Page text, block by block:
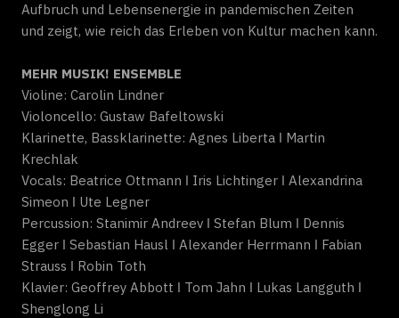
Aufbruch und Lebensenergie in pandemischen Zeiten
und zeigt, wie reich das Erleben von Kultur machen kann.
MEHR MUSIK! ENSEMBLE
Violine: Carolin Lindner
Violoncello: Gustaw Bafeltowski
Klarinette, Bassklarinette: Agnes Liberta ǀ Martin
Krechlak
Vocals: Beatrice Ottmann ǀ Iris Lichtinger ǀ Alexandrina
Simeon ǀ Ute Legner
Percussion: Stanimir Andreev ǀ Stefan Blum ǀ Dennis
Egger ǀ Sebastian Hausl ǀ Alexander Herrmann ǀ Fabian
Strauss ǀ Robin Toth
Klavier: Geoffrey Abbott ǀ Tom Jahn ǀ Lukas Langguth ǀ
Shenglong Li